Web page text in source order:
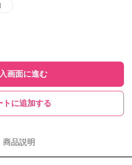
画面に進む
トに追加する
商品説明